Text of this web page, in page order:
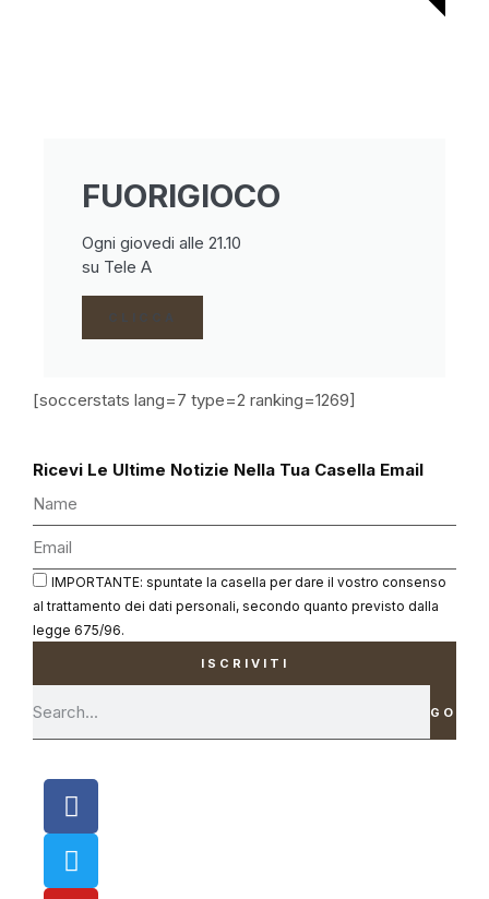
FUORIGIOCO
Ogni giovedi alle 21.10
su Tele A
CLICCA
[soccerstats lang=7 type=2 ranking=1269]
Ricevi Le Ultime Notizie Nella Tua Casella Email
IMPORTANTE: spuntate la casella per dare il vostro consenso
al trattamento dei dati personali, secondo quanto previsto dalla
legge 675/96.
ISCRIVITI
GO